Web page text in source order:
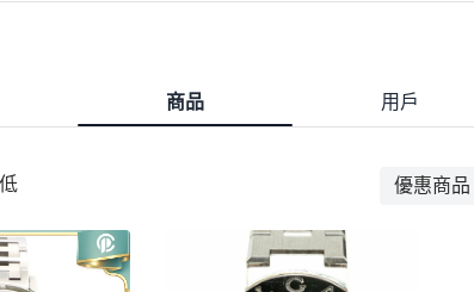
商品 用戶
優惠商品